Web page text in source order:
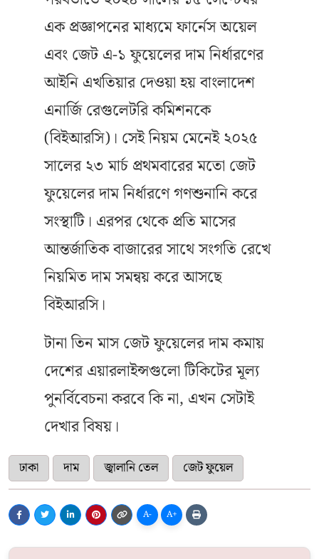
এক প্রজ্ঞাপনের মাধ্যমে ফার্নেস অয়েল
এবং জেট এ-১ ফুয়েলের দাম নির্ধারণের
আইনি এখতিয়ার দেওয়া হয় বাংলাদেশ
এনার্জি রেগুলেটরি কমিশনকে
(বিইআরসি)। সেই নিয়ম মেনেই ২০২৫
সালের ২৩ মার্চ প্রথমবারের মতো জেট
ফুয়েলের দাম নির্ধারণে গণশুনানি করে
সংস্থাটি। এরপর থেকে প্রতি মাসের
আন্তর্জাতিক বাজারের সাথে সংগতি রেখে
নিয়মিত দাম সমন্বয় করে আসছে
বিইআরসি।
টানা তিন মাস জেট ফুয়েলের দাম কমায়
দেশের এয়ারলাইন্সগুলো টিকিটের মূল্য
পুনর্বিবেচনা করবে কি না, এখন সেটাই
দেখার বিষয়।
ঢাকা দাম জ্বালানি তেল জেট ফুয়েল
A- A+